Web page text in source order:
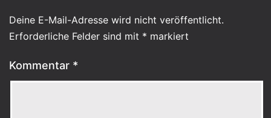
Deine E-Mail-Adresse wird nicht veröffentlicht.
Erforderliche Felder sind mit * markiert
Kommentar *